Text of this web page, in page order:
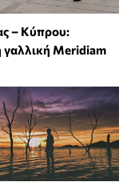
– Κύπρου:
Meridiam